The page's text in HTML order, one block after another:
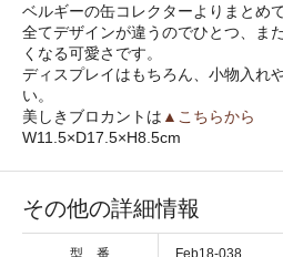
ベルギーの缶コレクターよりまとめ
全てデザインが違うのでひとつ、ま
くなる可愛さです。
ディスプレイはもちろん、小物入れ
い。
美しきブロカントは ▲こちらから
W11.5×D17.5×H8.5cm
その他の詳細情報
型 番 Feb18-038